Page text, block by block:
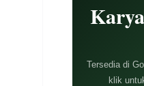
Tersedia di
klik